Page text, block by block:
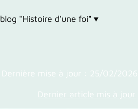
blog "Histoire d'une foi"
Dernière mise à jour : 25/02/2026
Dernier article mis à jour